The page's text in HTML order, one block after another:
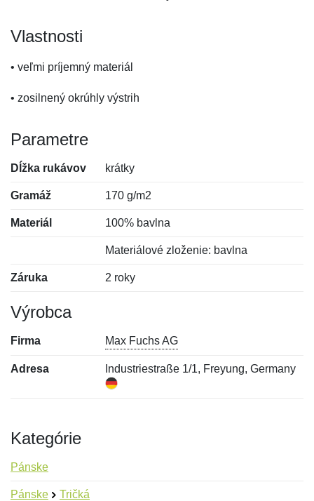
Vlastnosti
• veľmi príjemný materiál
• zosilnený okrúhly výstrih
Parametre
Dĺžka rukávov krátky
Gramáž 170 g/m2
Materiál 100% bavlna
Materiálové zloženie: bavlna
Záruka 2 roky
Výrobca
Firma Max Fuchs AG
Adresa Industriestraße 1/1, Freyung, Germany
Kategórie
Pánske
Pánske Tričká